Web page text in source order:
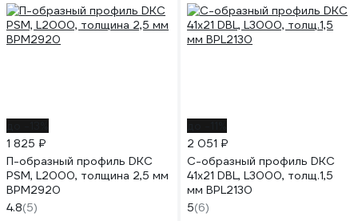
1 825 ₽
П-образный профиль DKC
PSM, L2000, толщина 2,5 мм
BPM2920
4.8(5)
2 051 ₽
С-образный профиль DKC
41x21 DBL, L3000, толщ.1,5
мм BPL2130
5(6)